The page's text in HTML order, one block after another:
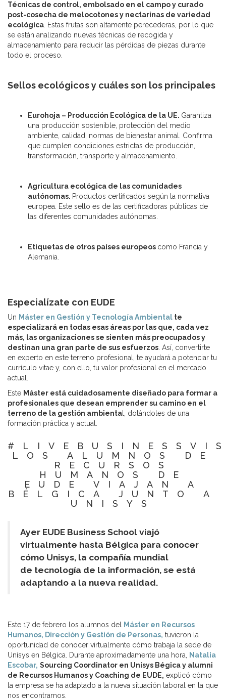
Técnicas de control, embolsado en el campo y curado
post-cosecha de melocotones y nectarinas de variedad
ecológica . Estas frutas son altamente perecederas, por lo que
se están analizando nuevas técnicas de recogida y
almacenamiento para reducir las pérdidas de piezas durante
todo el proceso.
Sellos ecológicos y cuáles son los principales
Eurohoja – Producción Ecológica de la UE. Garantiza
una producción sostenible, protección del medio
ambiente, calidad, normas de bienestar animal. Confirma
que cumplen condiciones estrictas de producción,
transformación, transporte y almacenamiento.
Agricultura ecológica de las comunidades
autónomas. Productos certificados según la normativa
europea. Este sello es de las certificadoras públicas de
las diferentes comunidades autónomas.
Etiquetas de otros países europeos como Francia y
Alemania.
Especialízate con EUDE
Un Máster en Gestión y Tecnología Ambiental te
especializará en todas esas áreas por las que, cada vez
más, las organizaciones se sienten más preocupados y
destinan una gran parte de sus esfuerzos . Así, convertirte
en experto en este terreno profesional, te ayudará a potenciar tu
currículo vitae y, con ello, tu valor profesional en el mercado
actual.
Este Máster está cuidadosamente diseñado para formar a
profesionales que desean emprender su camino en el
terreno de la gestión ambienta l, dotándoles de una
formación práctica y actual.
LOS ALUMNOS DE
RECURSOS
HUMANOS DE
EUDE VIAJAN A
BÉLGICA JUNTO A
UNISYS
Ayer EUDE Business School viajó
virtualmente hasta Bélgica para conocer
cómo Unisys, la compañía mundial
de tecnología de la información, se está
adaptando a la nueva realidad.
Este 17 de febrero los alumnos del
Máster en Recursos
Humanos, Dirección y Gestión de Personas, tuvieron la
oportunidad de conocer virtualmente cómo trabaja la sede de
Unisys en Bélgica. Durante aproximadamente una hora,
Natalia
Escobar, Sourcing Coordinator en Unisys Bégica y alumni
de Recursos Humanos y Coaching de EUDE, explicó cómo
la empresa se ha adaptado a la nueva situación laboral en la que
nos encontramos.